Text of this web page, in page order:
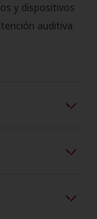
y dispositivos
auditiva